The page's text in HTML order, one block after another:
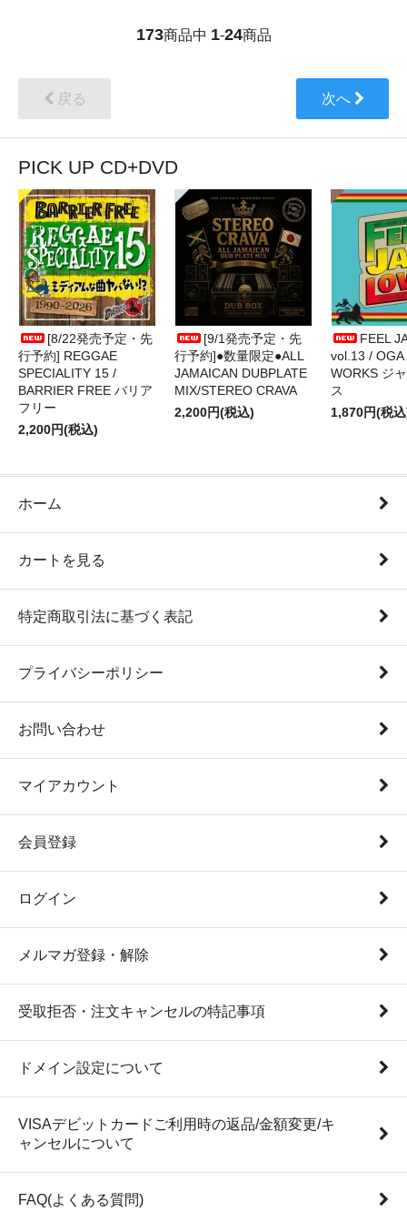
173商品中 1-24商品
戻る 次へ
PICK UP CD+DVD
[8/22発売予定・先
行予約] REGGAE
SPECIALITY 15 /
BARRIER FREE バリア
フリー
2,200円(税込)
[9/1発売予定・先
行予約]●数量限定●ALL
JAMAICAN DUBPLATE
MIX/STEREO CRAVA
2,200円(税込)
FEEL
vol.13 / OGA
WORKS ジ
ス
1,870円(税
ホーム
カートを見る
特定商取引法に基づく表記
プライバシーポリシー
お問い合わせ
マイアカウント
会員登録
ログイン
メルマガ登録・解除
受取拒否・注文キャンセルの特記事項
ドメイン設定について
VISAデビットカードご利用時の返品/金額変更/キ
ャンセルについて
FAQ(よくある質問)